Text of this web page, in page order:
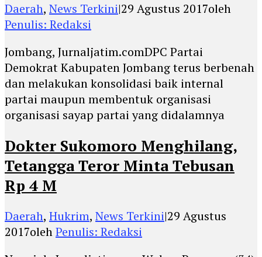
Daerah, News Terkini|29 Agustus 2017oleh
Penulis: Redaksi
Jombang, Jurnaljatim.comDPC Partai
Demokrat Kabupaten Jombang terus berbenah
dan melakukan konsolidasi baik internal
partai maupun membentuk organisasi
organisasi sayap partai yang didalamnya
Dokter Sukomoro Menghilang,
Tetangga Teror Minta Tebusan
Rp 4 M
Daerah, Hukrim, News Terkini|29 Agustus
2017olehPenulis: Redaksi